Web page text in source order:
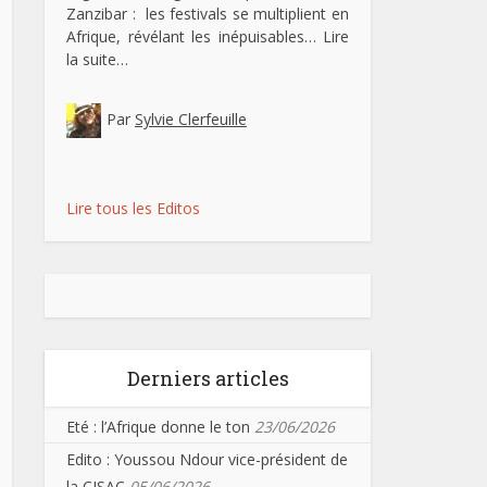
Zanzibar : les festivals se multiplient en
Afrique, révélant les inépuisables… Lire
la suite…
Par Sylvie Clerfeuille
Lire tous les Editos
Derniers articles
Eté : l’Afrique donne le ton 23/06/2026
Edito : Youssou Ndour vice-président de